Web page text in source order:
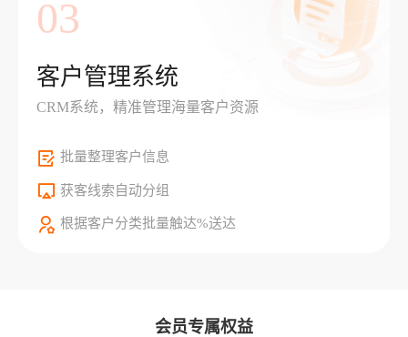
03
客户管理系统
CRM系统，精准管理海量客户资源
批量整理客户信息
获客线索自动分组
根据客户分类批量触达%送达
会员专属权益